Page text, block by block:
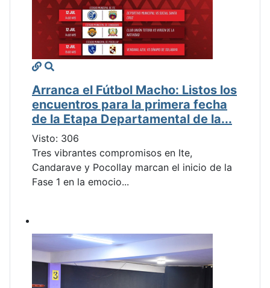
Arranca el Fútbol Macho: Listos los
encuentros para la primera fecha
de la Etapa Departamental de la...
Visto: 306
Tres vibrantes compromisos en Ite,
Candarave y Pocollay marcan el inicio de la
Fase 1 en la emocio...